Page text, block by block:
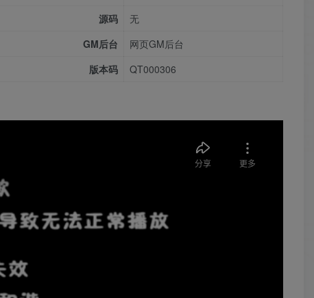
源码
无
GM后台
网页GM后台
版本码 QT000306